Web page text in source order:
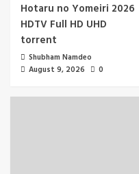
Hotaru no Yomeiri 2026
HDTV Full HD UHD
torrent
Shubham Namdeo
August 9, 2026
0